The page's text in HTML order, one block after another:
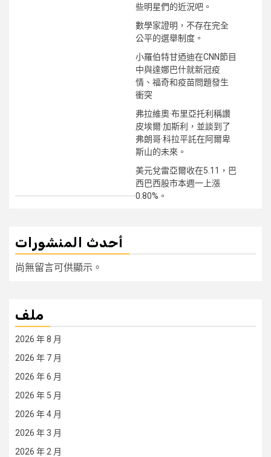
些明星們的近況吧。
數學家證明，不存在完全
公平的選舉制度。
小羅伯特甘迺迪在CNN節目
中與達娜巴什就新冠疫
情、福奇和疫苗問題發生
衝突
弗拉維奧·布里亞托利稱讚
皮埃爾·加斯利，並談到了
弗朗哥·科拉平託在阿爾卑
斯山的未來。
美元兌雷亞爾收在5.11，巴
西巴西股市本週一上漲
0.80%。
أحدث المنشورات
尚無留言可供顯示。
ملف
2026 年 8 月
2026 年 7 月
2026 年 6 月
2026 年 5 月
2026 年 4 月
2026 年 3 月
2026 年 2 月